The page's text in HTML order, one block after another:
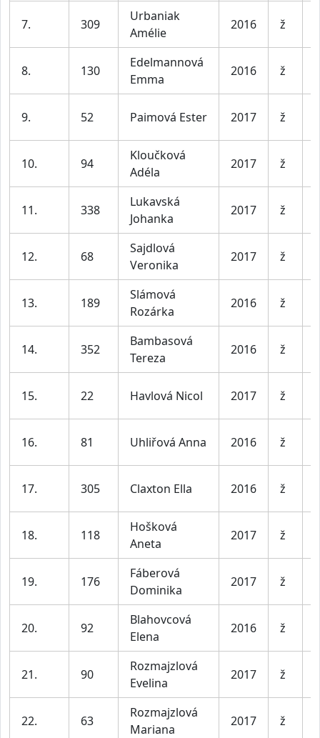
7. 309
Urbaniak
Amélie
2016 ž
8. 130
Edelmannová
Emma
2016 ž
9. 52 Paimová Ester 2017 ž
10. 94
Kloučková
Adéla
2017 ž
11. 338
Lukavská
Johanka
2017 ž
12. 68
Sajdlová
Veronika
2017 ž
13. 189
Slámová
Rozárka
2016 ž
14. 352
Bambasová
Tereza
2016 ž
15. 22 Havlová Nicol 2017 ž
16. 81 Uhliřová Anna 2016 ž
17. 305 Claxton Ella 2016 ž
18. 118
Hošková
Aneta
2017 ž
19. 176
Fáberová
Dominika
2017 ž
20. 92
Blahovcová
Elena
2016 ž
21. 90
Rozmajzlová
Evelina
2017 ž
22. 63
Rozmajzlová
Mariana
2017 ž